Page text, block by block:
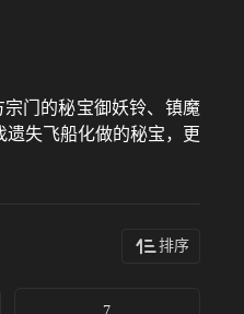
门的秘宝御妖铃、镇魔
失飞船化做的秘宝，更
排序